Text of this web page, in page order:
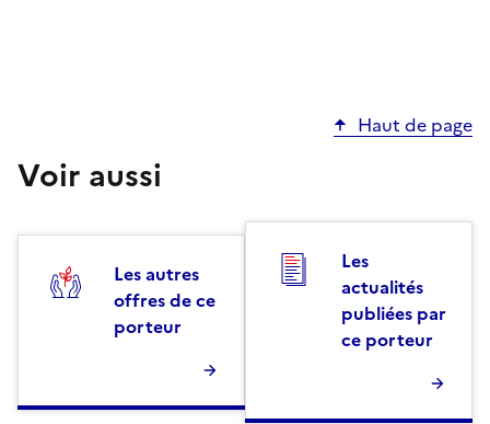
Haut de page
Voir aussi
Les autres
offres de ce
porteur
Les
actualités
publiées par
ce porteur